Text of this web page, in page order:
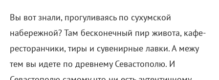
Вы вот знали, прогуливаясь по сухумской
набережной? Там бесконечный пир живота, кафе-
ресторанчики, тиры и сувенирные лавки. А межу
тем вы идете по древнему Севастополю. И